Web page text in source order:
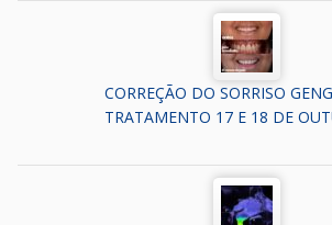
CORREÇÃO DO SORRISO
TRATAMENTO 17 E 18 DE